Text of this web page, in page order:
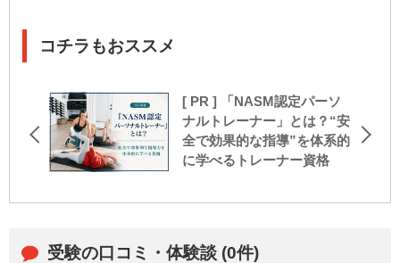
コチラもおススメ
[ PR ] 「NASM認定パーソ
ナルトレーナー」とは？“安
全で効果的な指導”を体系的
に学べるトレーナー資格
受験の口コミ・体験談 (0件)